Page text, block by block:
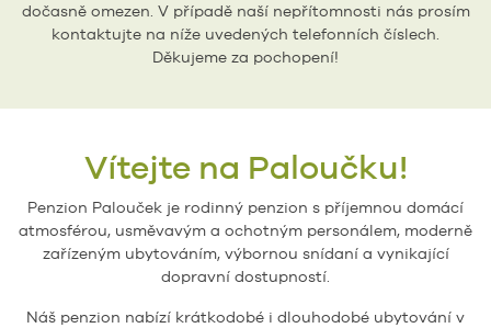
dočasně omezen. V případě naší nepřítomnosti nás prosím
kontaktujte na níže uvedených telefonních číslech.
Děkujeme za pochopení!
Vítejte na Paloučku!
Penzion Palouček je rodinný penzion s příjemnou domácí
atmosférou, usměvavým a ochotným personálem, moderně
zařízeným ubytováním, výbornou snídaní a vynikající
dopravní dostupností.
Náš penzion nabízí krátkodobé i dlouhodobé ubytování v